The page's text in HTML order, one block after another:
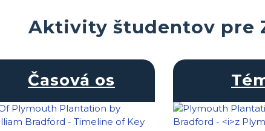
Aktivity študentov pre
Časová os